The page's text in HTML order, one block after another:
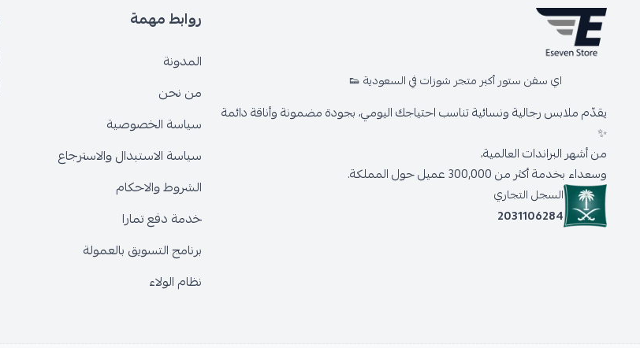
اي سفن ستور أكبر متجر شوزات في السعودية 👟
يقدّم ملابس رجالية ونسائية تناسب احتياجك اليومي، بجودة مضمونة وأناقة دائمة
✨
من أشهر البراندات العالمية،
وسعداء بخدمة أكثر من 300,000 عميل حول المملكة.
السجل التجاري
2031106284
روابط مهمة
المدونة
من نحن
سياسة الخصوصية
سياسة الاستبدال والاسترجاع
الشروط والاحكام
خدمة دفع تمارا
برنامج التسويق بالعمولة
نظام الولاء